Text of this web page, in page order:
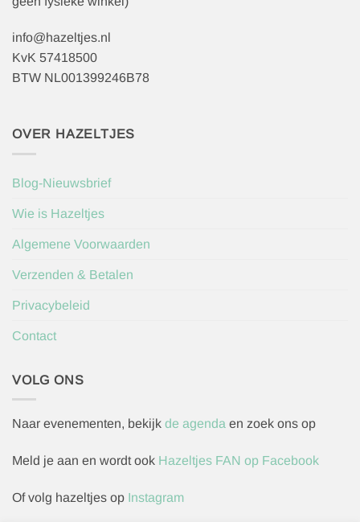
info@hazeltjes.nl
KvK 57418500
BTW NL001399246B78
OVER HAZELTJES
Blog-Nieuwsbrief
Wie is Hazeltjes
Algemene Voorwaarden
Verzenden & Betalen
Privacybeleid
Contact
VOLG ONS
Naar evenementen, bekijk de agenda en zoek ons op
Meld je aan en wordt ook Hazeltjes FAN op Facebook
Of volg hazeltjes op Instagram